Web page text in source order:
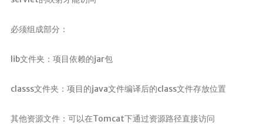
必须组成部分：
lib文件夹：项目依赖的jar包
classs文件夹：项目的java文件编译后的class文件存放位置
其他资源文件：可以在Tomcat下通过资源路径直接访问